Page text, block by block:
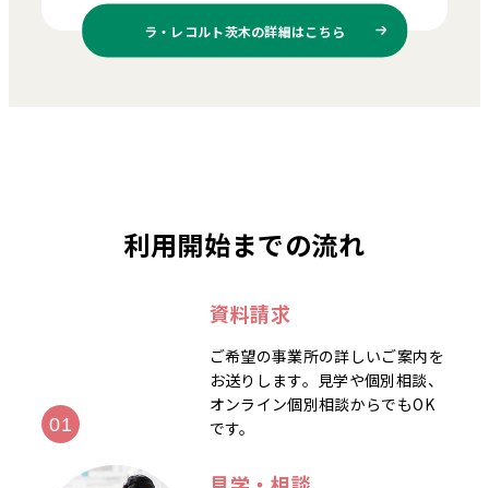
ラ・レコルト茨木の詳細はこちら
利用開始までの流れ
資料請求
ご希望の事業所の詳しいご案内を
お送りします。見学や個別相談、
オンライン個別相談からでもOK
です。